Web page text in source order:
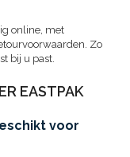
online, met
Zo
bij u past.
EASTPAK
voor